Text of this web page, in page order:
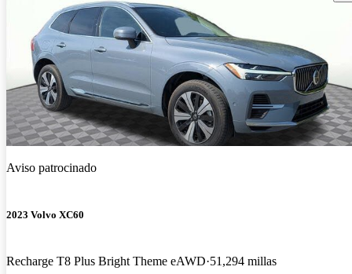
Aviso patrocinado
2023 Volvo XC60
Recharge T8 Plus Bright Theme eAWD 51,294 millas